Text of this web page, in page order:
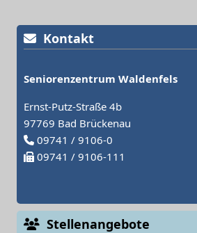
Kontakt
Seniorenzentrum Waldenfels
Ernst-Putz-Straße 4b
97769 Bad Brückenau
09741 / 9106-0
09741 / 9106-111
Stellenangebote